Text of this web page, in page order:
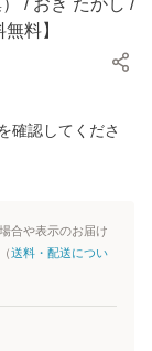
/ おき たかし /
料】
確認してくださ
合や表示のお届け
送料・配送につい